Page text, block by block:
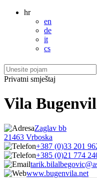
hr
en
de
it
cs
Privatni smještaj
Vila
Zaglav bb
21463 Vrboska
+387 (0)33 201
+385 (0)21 774
www.bugenvila.net